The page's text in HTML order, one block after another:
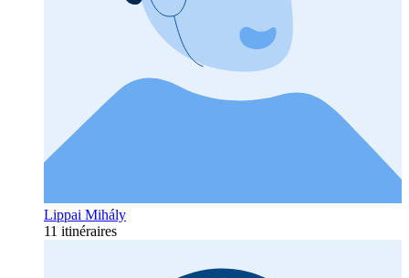
Lippai Mihály
11 itinéraires